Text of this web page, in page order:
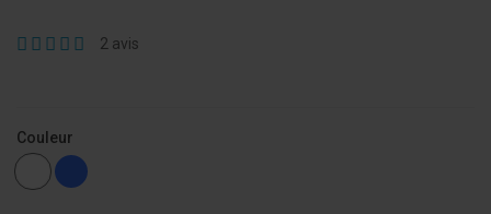
2 avis
Couleur